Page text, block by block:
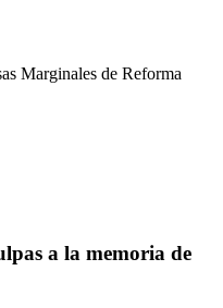
Marginales de Reforma
a la memoria de